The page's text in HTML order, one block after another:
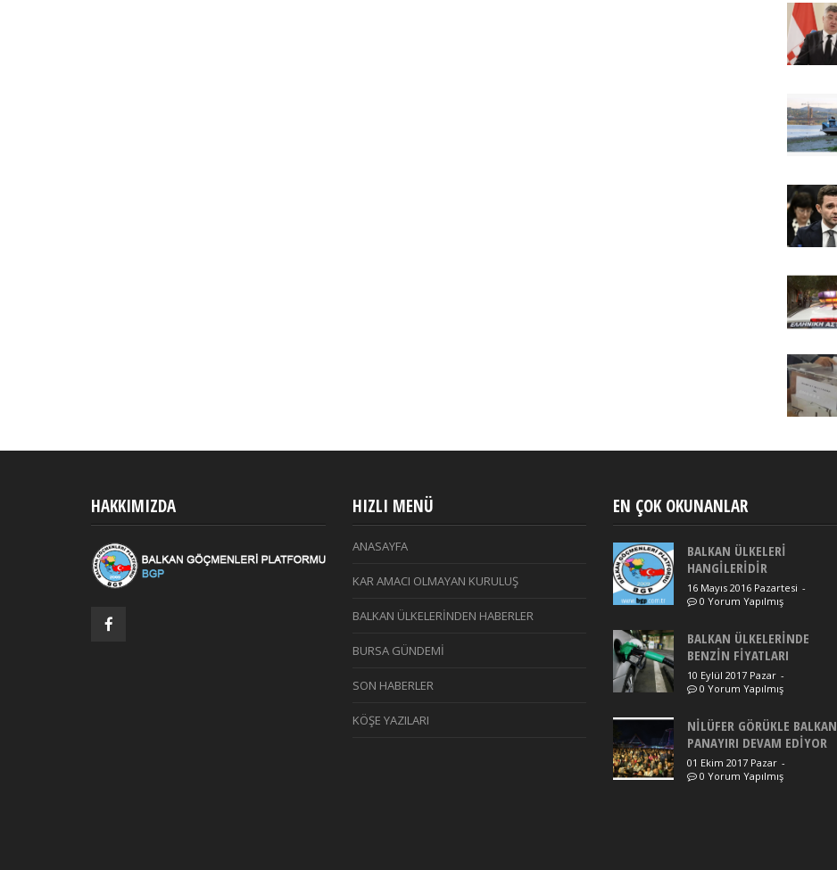
HAKKIMIZDA HIZLI MENÜ
ANASAYFA
KAR AMACI OLMAYAN KURULUŞ
BALKAN ÜLKELERİNDEN HABERLER
BURSA GÜNDEMİ
SON HABERLER
KÖŞE YAZILARI
EN ÇOK OKUNANLAR
BALKAN ÜLKELERİ
HANGİLERİDİR
16 Mayıs 2016 Pazartesi -
0 Yorum Yapılmış
BALKAN ÜLKELERİNDE
BENZİN FİYATLARI
10 Eylül 2017 Pazar -
0 Yorum Yapılmış
NİLÜFER GÖRÜKLE BALKAN
PANAYIRI DEVAM EDİYOR
01 Ekim 2017 Pazar -
0 Yorum Yapılmış